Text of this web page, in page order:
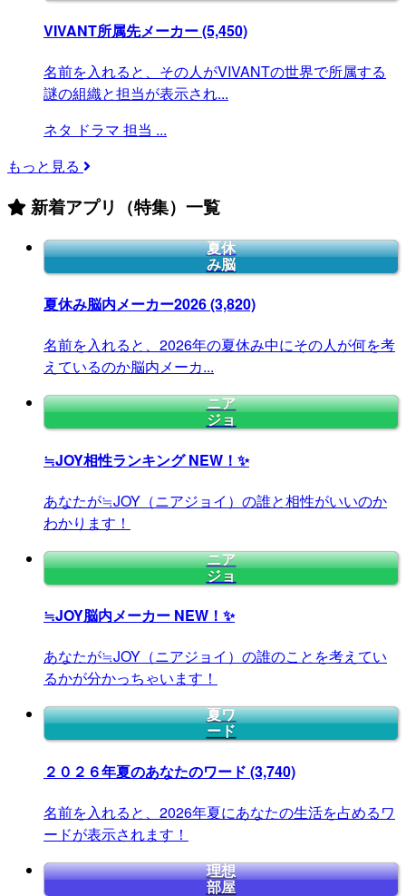
VIVANT所属先メーカー(5,450)
名前を入れると、その人がVIVANTの世界で所属する
謎の組織と担当が表示され...
ネタ ドラマ 担当 ...
もっと見る
新着アプリ（特集）一覧
夏休
み脳
夏休み脳内メーカー2026(3,820)
名前を入れると、2026年の夏休み中にその人が何を考
えているのか脳内メーカ...
ニア
ジョ
≒JOY相性ランキングNEW！✨
あなたが≒JOY（ニアジョイ）の誰と相性がいいのか
わかります！
ニア
ジョ
≒JOY脳内メーカー NEW！✨
あなたが≒JOY（ニアジョイ）の誰のことを考えてい
るかが分かっちゃいます！
夏ワ
ード
２０２６年夏のあなたのワード (3,740)
名前を入れると、2026年夏にあなたの生活を占めるワ
ードが表示されます！
理想
部屋